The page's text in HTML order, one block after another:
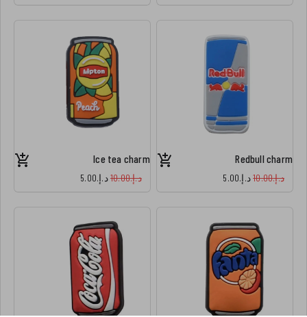
Redbull charm
د.إ.‏10.00 د.إ.‏5.00
Ice tea charm
د.إ.‏10.00 د.إ.‏5.00